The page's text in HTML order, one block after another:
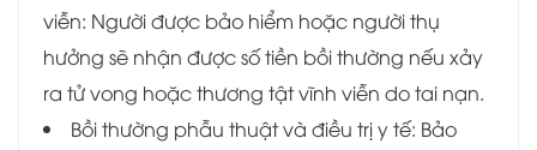
viễn: Người được bảo hiểm hoặc người thụ
hưởng sẽ nhận được số tiền bồi thường nếu xảy
ra tử vong hoặc thương tật vĩnh viễn do tai nạn.
Bồi thường phẫu thuật và điều trị y tế: Bảo